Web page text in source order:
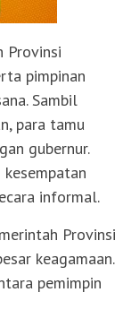
Provinsi
pimpinan
Sambil
para tamu
gubernur.
informal.
Provinsi
keagamaan.
pemimpin